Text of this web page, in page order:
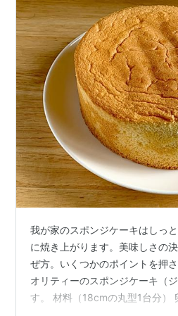
我が家のスポンジケーキはしっ
に焼き上がります。美味しさの
ぜ方。いくつかのポイントを押
オリティーのスポンジケーキ（
す。 材料（18cmの丸型1台分）